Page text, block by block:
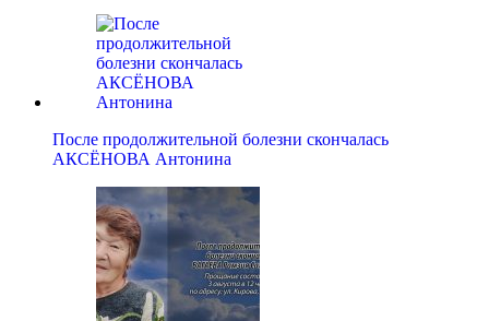
После продолжительной болезни скончалась
АКСЁНОВА Антонина